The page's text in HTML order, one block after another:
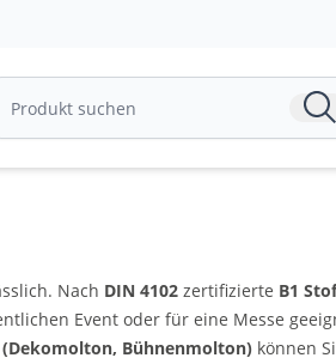
Nach DIN 4102 zertifizierte B1
Event oder für eine Messe
Bühnenmolton) können